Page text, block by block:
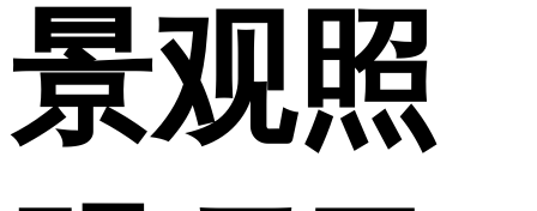
景观照